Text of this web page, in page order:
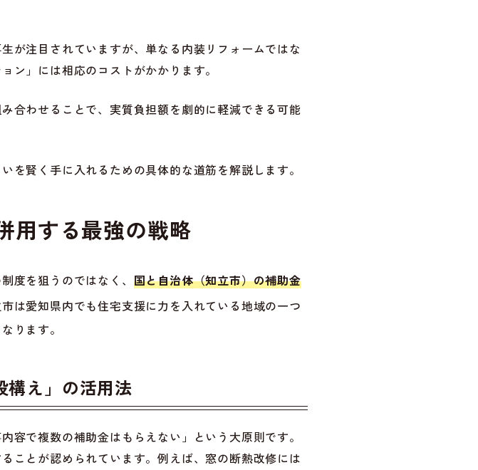
が注目されていますが、単なる内装リフォームではな
ン」には相応のコストがかかります。
合わせることで、実質負担額を劇的に軽減できる可能
を賢く手に入れるための具体的な道筋を解説します。
用する最強の戦略
度を狙うのではなく、 国と自治体（知立市）の補助金
は愛知県内でも住宅支援に力を入れている地域の一つ
ります。
構え」の活用法
容で複数の補助金はもらえない」という大原則です。
ことが認められています。例えば、窓の断熱改修には